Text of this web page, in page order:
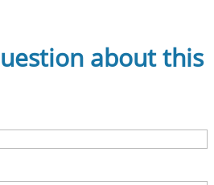
about this